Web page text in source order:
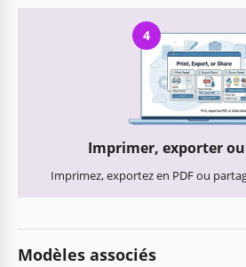
4
Imprimer, exporter
Imprimez, exportez en PDF ou
Modèles associés